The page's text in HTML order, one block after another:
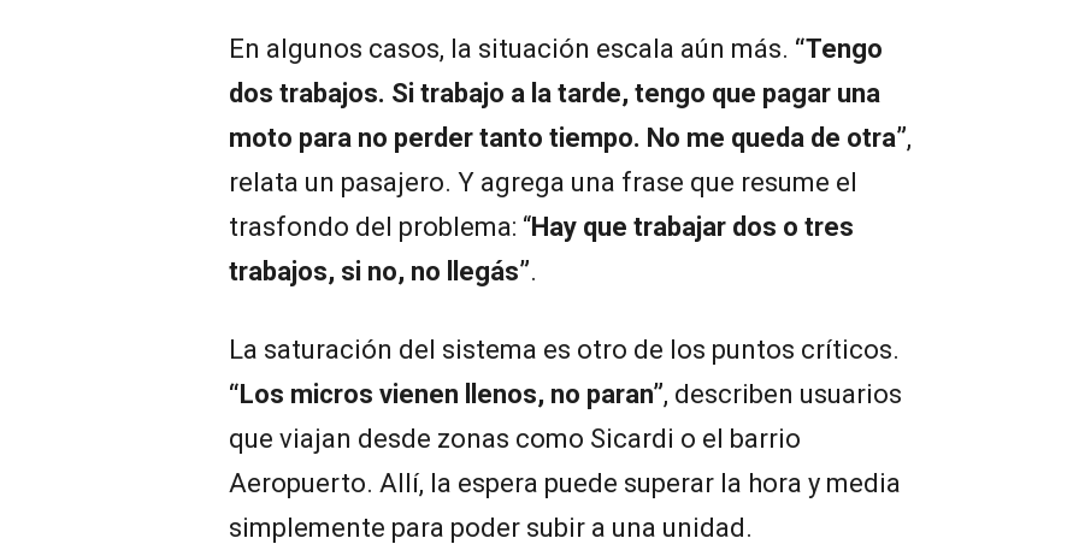
En algunos casos, la situación escala aún más. “Tengo
dos trabajos. Si trabajo a la tarde, tengo que pagar una
moto para no perder tanto tiempo. No me queda de otra”,
relata un pasajero. Y agrega una frase que resume el
trasfondo del problema: “Hay que trabajar dos o tres
trabajos, si no, no llegás”.
La saturación del sistema es otro de los puntos críticos.
“Los micros vienen llenos, no paran”, describen usuarios
que viajan desde zonas como Sicardi o el barrio
Aeropuerto. Allí, la espera puede superar la hora y media
simplemente para poder subir a una unidad.